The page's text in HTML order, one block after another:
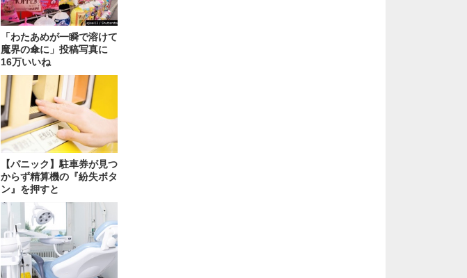
「わたあめが一瞬で溶けて
魔界の傘に」投稿写真に
16万いいね
【パニック】駐車券が見つ
からず精算機の『紛失ボタ
ン』を押すと